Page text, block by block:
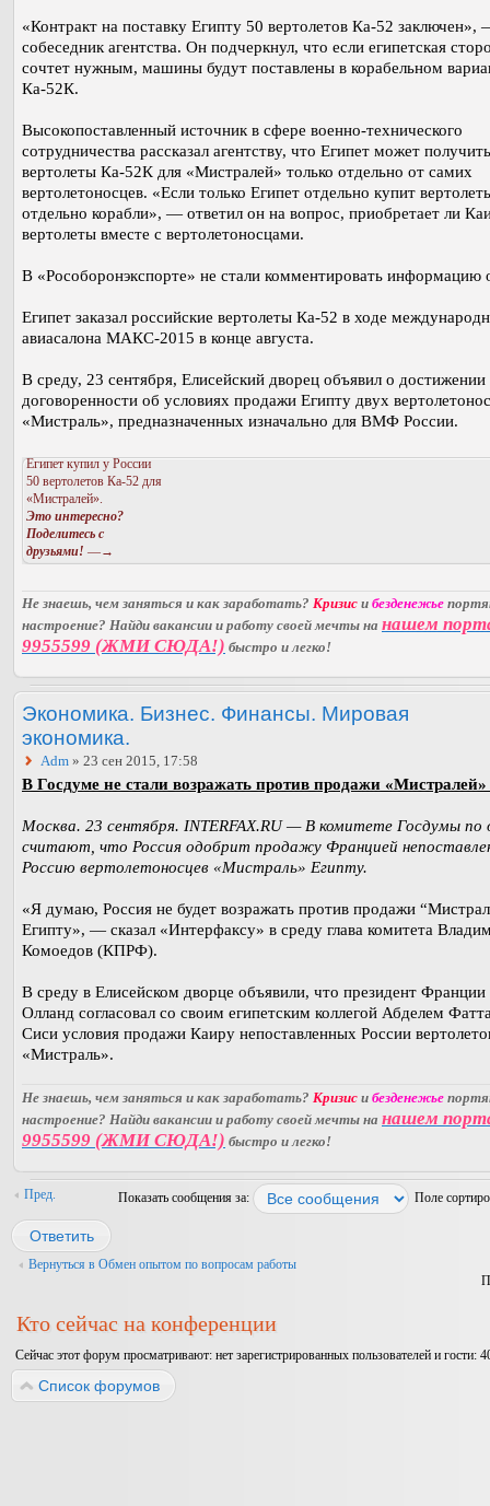
«Контракт на поставку Египту 50 вертолетов Ка-52 заключен»,
собеседник агентства. Он подчеркнул, что если египетская
сочтет нужным, машины будут поставлены в корабельном
Ка-52К.
Высокопоставленный источник в сфере военно-технического
сотрудничества рассказал агентству, что Египет может получить
вертолеты Ка-52К для «Мистралей» только отдельно от самих
вертолетоносцев. «Если только Египет отдельно купит
отдельно корабли», — ответил он на вопрос, приобретает ли
вертолеты вместе с вертолетоносцами.
В «Рособоронэкспорте» не стали комментировать информацию
Египет заказал российские вертолеты Ка-52 в ходе
авиасалона МАКС-2015 в конце августа.
В среду, 23 сентября, Елисейский дворец объявил о достижении
договоренности об условиях продажи Египту двух
«Мистраль», предназначенных изначально для ВМФ России.
Египет купил у России
50 вертолетов Ка-52 для
«Мистралей».
Это интересно?
Поделитесь с
друзьями! —→
Не знаешь, чем заняться и как заработать? Кризис и безденежье
настроение? Найди вакансии и работу своей мечты на нашем
9955599 (ЖМИ СЮДА!) быстро и легко!
Экономика. Бизнес. Финансы. Мировая
экономика.
Adm » 23 сен 2015, 17:58
В Госдуме не стали возражать против продажи «Мистралей»
Москва. 23 сентября. INTERFAX.RU — В комитете Госдумы по
считают, что Россия одобрит продажу Францией
Россию вертолетоносцев «Мистраль» Египту.
«Я думаю, Россия не будет возражать против продажи
Египту», — сказал «Интерфаксу» в среду глава комитета
Комоедов (КПРФ).
В среду в Елисейском дворце объявили, что президент
Олланд согласовал со своим египетским коллегой Абделем
Сиси условия продажи Каиру непоставленных России
«Мистраль».
Не знаешь, чем заняться и как заработать? Кризис и безденежье
настроение? Найди вакансии и работу своей мечты на нашем
9955599 (ЖМИ СЮДА!) быстро и легко!
Пред. Показать сообщения за: Поле
Ответить
Вернуться в Обмен опытом по вопросам работы
Кто сейчас на конференции
Сейчас этот форум просматривают: нет зарегистрированных пользователей и гости:
Список форумов